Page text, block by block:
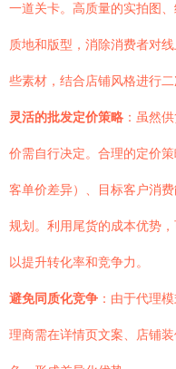
一道关卡。高质量的实拍图
质地和版型，消除消费者对
些素材，结合店铺风格进行
灵活的批发定价策略 ：虽然
价需自行决定。合理的定价
客单价差异）、目标客户消
规划。利用尾货的成本优势
以提升转化率和竞争力。
避免同质化竞争 ：由于代理
理商需在详情页文案、店铺